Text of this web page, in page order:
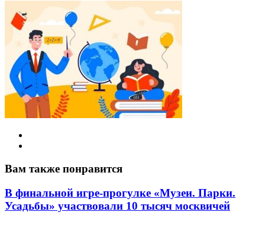
Вам также понравится
В финальной игре-прогулке «Музеи. Парки.
Усадьбы» участвовали 10 тысяч москвичей